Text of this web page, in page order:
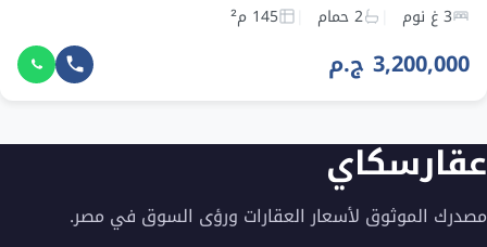
3 غ نوم 2 حمام 145 م²
3,200,000 ج.م
عقارسكاي
مصدرك الموثوق لأسعار العقارات ورؤى السوق في مصر.